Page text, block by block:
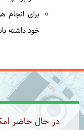
است
خواهند
استفاده
7 چهارشنبه | 1404/06/19
تا ظهر
خود داشته
در حال حاضر